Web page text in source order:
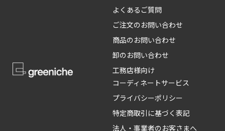
よくあるご質問
ご注文のお問い合わせ
商品のお問い合わせ
卸のお問い合わせ
工務店様向け
コーディネートサービス
プライバシーポリシー
特定商取引に基づく表記
法人・事業者のお客さまへ